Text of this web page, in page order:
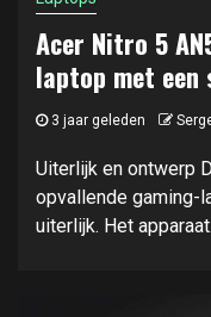
Acer Nitro 5
laptop met een
3 jaar geleden
Uiterlijk en ontwerp
opvallende gaming-
uiterlijk. Het